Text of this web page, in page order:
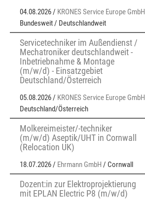
04.08.2026 / KRONES Service Europe GmbH
Bundesweit / Deutschlandweit
Servicetechniker im Außendienst /
Mechatroniker deutschlandweit -
Inbetriebnahme & Montage
(m/w/d) - Einsatzgebiet
Deutschland/Österreich
05.08.2026 / KRONES Service Europe GmbH
Deutschland/Österreich
Molkereimeister/-techniker
(m/w/d) Aseptik/UHT in Cornwall
(Relocation UK)
18.07.2026 / Ehrmann GmbH / Cornwall
Dozent:in zur Elektroprojektierung
mit EPLAN Electric P8 (m/w/d)